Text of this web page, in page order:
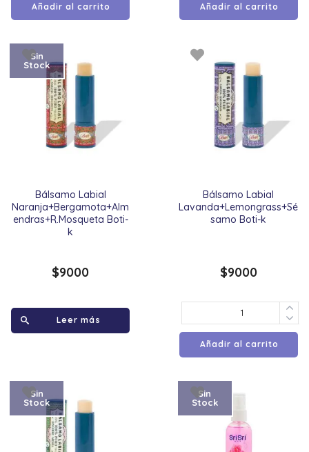
Añadir al carrito Añadir al carrito
Bálsamo Labial
Naranja+Bergamota+Alm
endras+R.Mosqueta Boti-
k
Sin
Stock
$9000
Leer más
Bálsamo Labial
Lavanda+Lemongrass+Sé
samo Boti-k
$9000
Añadir al carrito
Sin
Stock
Sin
Stock